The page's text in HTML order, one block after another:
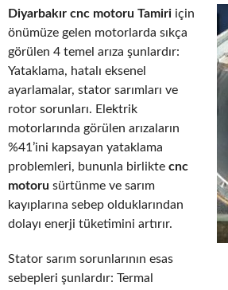
Diyarbakır cnc motoru Tamiri için
önümüze gelen motorlarda sıkça
görülen 4 temel arıza şunlardır:
Yataklama, hatalı eksenel
ayarlamalar, stator sarımları ve
rotor sorunları. Elektrik
motorlarında görülen arızaların
%41’ini kapsayan yataklama
problemleri, bununla birlikte cnc
motoru sürtünme ve sarım
kayıplarına sebep olduklarından
dolayı enerji tüketimini artırır.
Stator sarım sorunlarının esas
sebepleri şunlardır: Termal